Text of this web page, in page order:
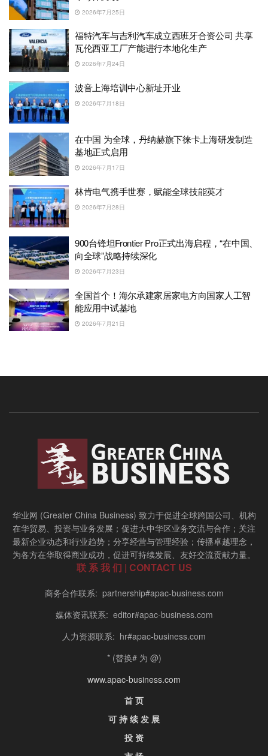
2026年7月25日
福特汽车与吉利汽车成立西班牙合资公司 共享
瓦伦西亚工厂产能进行本地化生产
2026年7月24日
波音上海培训中心新址开业
2026年7月18日
在中国 为全球，丹纳赫旗下徕卡上海研发制造
基地正式启用
2026年7月17日
林肯电气携手世赛，赋能全球技能英才
2026年7月28日
900台锋坦Frontier Pro正式出海启程，“在中国、
向全球”战略持续深化
2026年7月23日
全国首个！海尔承建家居家电方向国家人工智
能应用中试基地
2026年7月21日
华业网 (Greater China Business) 致力于促进全球跨国公司、机构
在华贸易、投资与业务发展；促进大中华区业务交流与合作；关注
最新企业动态和行业趋势；分享经营与管理经验；传播卓越理念，
为各方在华取得商业成功，促进可持续发展、友好交流贡献力量。
联 系 我 们 | CONTACT US
商务合作联系: partnership#apac-business.com
媒体资讯联系: editor#apac-business.com
人力资源联系: hr#apac-business.com
* (替换# 为 @)
www.apac-business.com
首 页
可 持 续 发 展
投 资